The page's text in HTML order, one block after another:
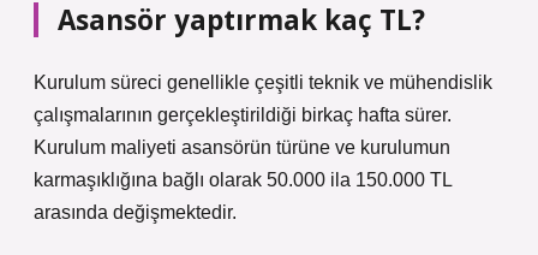
Asansör yaptırmak kaç TL?
Kurulum süreci genellikle çeşitli teknik ve mühendislik
çalışmalarının gerçekleştirildiği birkaç hafta sürer.
Kurulum maliyeti asansörün türüne ve kurulumun
karmaşıklığına bağlı olarak 50.000 ila 150.000 TL
arasında değişmektedir.